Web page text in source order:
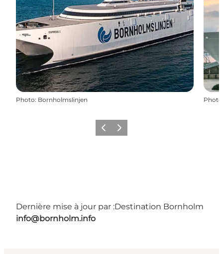
Photo: Bornholmslinjen Photo
PrécédentSuivant
Dernière mise à jour par :Destination Bornholm
info@bornholm.info